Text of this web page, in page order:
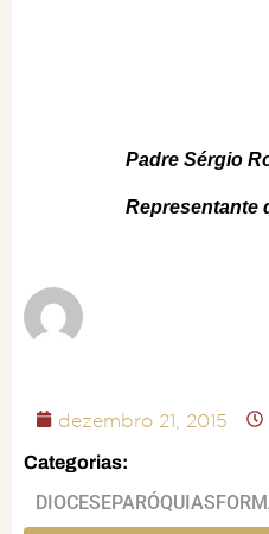
Padre Sérgio
Representante
dezembro 21, 2015
Categorias:
DIOCESEPARÓQUIAS